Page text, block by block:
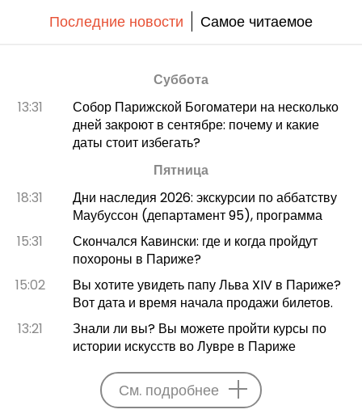
Последние новости Самое читаемое
Суббота
13:31
Собор Парижской Богоматери на несколько
дней закроют в сентябре: почему и какие
даты стоит избегать?
Пятница
18:31
Дни наследия 2026: экскурсии по аббатству
Маубуссон (департамент 95), программа
15:31
Скончался Кавински: где и когда пройдут
похороны в Париже?
15:02
Вы хотите увидеть папу Льва XIV в Париже?
Вот дата и время начала продажи билетов.
13:21
Знали ли вы? Вы можете пройти курсы по
истории искусств во Лувре в Париже
См. подробнее